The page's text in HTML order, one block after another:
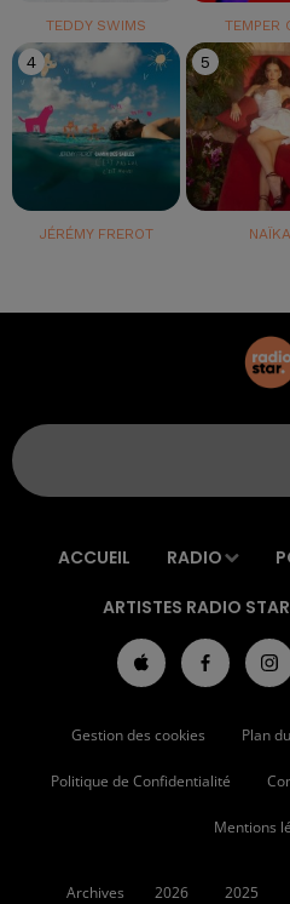
TEDDY SWIMS TEMPER
4
JÉRÉMY FREROT
5
NAÏKA
ACCUEIL RADIO
ARTISTES RADIO STAR
Gestion des cookies Plan
Politique de Confidentialité
Mentions
Archives 2026 2025